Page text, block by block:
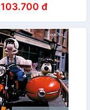
103.700 đ